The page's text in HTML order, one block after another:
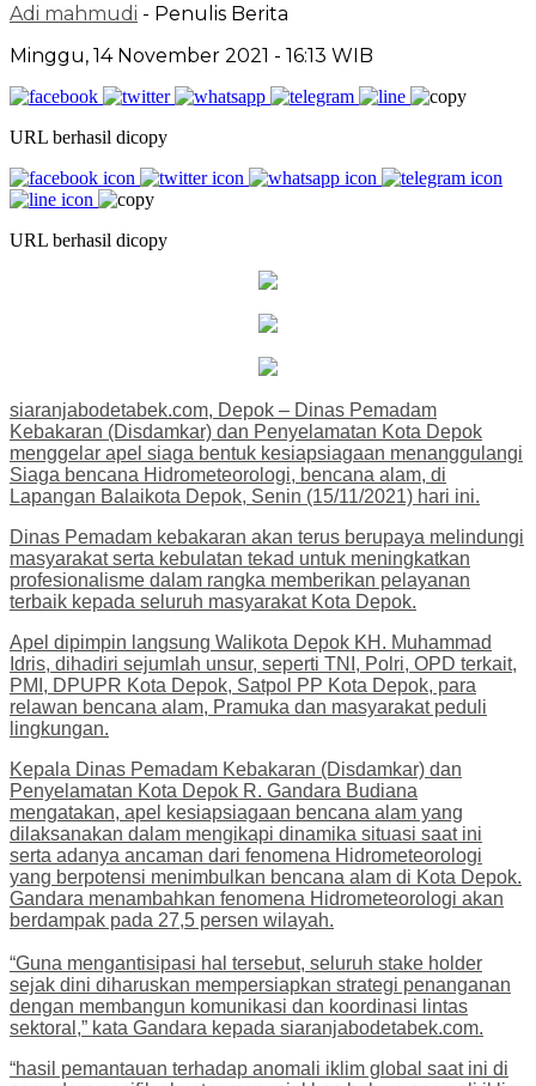
Adi mahmudi - Penulis Berita
Minggu, 14 November 2021 - 16:13 WIB
URL berhasil dicopy
URL berhasil dicopy
siaranjabodetabek.com, Depok – Dinas Pemadam
Kebakaran (Disdamkar) dan Penyelamatan Kota Depok
menggelar apel siaga bentuk kesiapsiagaan menanggulangi
Siaga bencana Hidrometeorologi, bencana alam, di
Lapangan Balaikota Depok, Senin (15/11/2021) hari ini.
Dinas Pemadam kebakaran akan terus berupaya melindungi
masyarakat serta kebulatan tekad untuk meningkatkan
profesionalisme dalam rangka memberikan pelayanan
terbaik kepada seluruh masyarakat Kota Depok.
Apel dipimpin langsung Walikota Depok KH. Muhammad
Idris, dihadiri sejumlah unsur, seperti TNI, Polri, OPD terkait,
PMI, DPUPR Kota Depok, Satpol PP Kota Depok, para
relawan bencana alam, Pramuka dan masyarakat peduli
lingkungan.
Kepala Dinas Pemadam Kebakaran (Disdamkar) dan
Penyelamatan Kota Depok R. Gandara Budiana
mengatakan, apel kesiapsiagaan bencana alam yang
dilaksanakan dalam mengikapi dinamika situasi saat ini
serta adanya ancaman dari fenomena Hidrometeorologi
yang berpotensi menimbulkan bencana alam di Kota Depok.
Gandara menambahkan fenomena Hidrometeorologi akan
berdampak pada 27,5 persen wilayah.
“Guna mengantisipasi hal tersebut, seluruh stake holder
sejak dini diharuskan mempersiapkan strategi penanganan
dengan membangun komunikasi dan koordinasi lintas
sektoral,” kata Gandara kepada siaranjabodetabek.com.
“hasil pemantauan terhadap anomali iklim global saat ini di